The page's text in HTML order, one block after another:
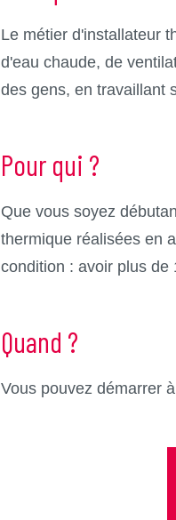
Le métier d'installateur
d'eau chaude, de
des gens, en travaillant
Pour qui ?
Que vous soyez
thermique réalisées en
condition : avoir plus de
Quand ?
Vous pouvez démarrer